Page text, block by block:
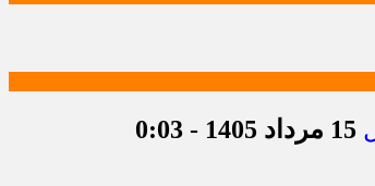
15 مرداد 1405 - 0:03